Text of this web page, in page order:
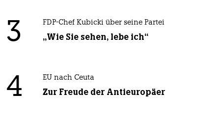
3 FDP-Chef Kubicki über seine Partei
„Wie Sie sehen, lebe ich“
4 EU nach Ceuta
Zur Freude der Antieuropäer